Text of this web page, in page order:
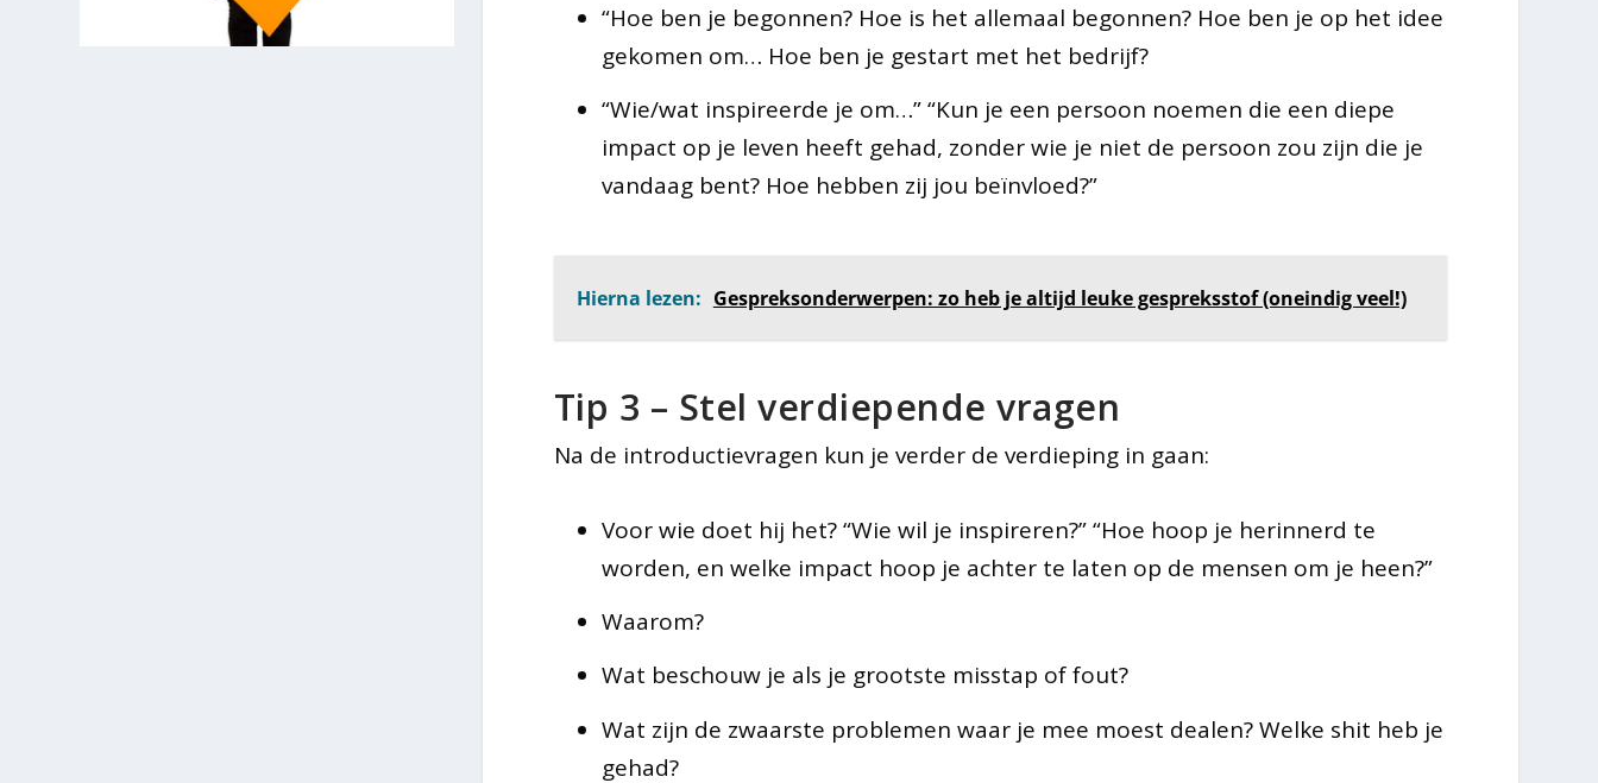
“Hoe ben je begonnen? Hoe is het allemaal begonnen? Hoe ben je op het idee
gekomen om… Hoe ben je gestart met het bedrijf?
“Wie/wat inspireerde je om…” “Kun je een persoon noemen die een diepe
impact op je leven heeft gehad, zonder wie je niet de persoon zou zijn die je
vandaag bent? Hoe hebben zij jou beïnvloed?”
Hierna lezen: Gespreksonderwerpen: zo heb je altijd leuke gespreksstof (oneindig veel!)
Tip 3 – Stel verdiepende vragen
Na de introductievragen kun je verder de verdieping in gaan:
Voor wie doet hij het? “Wie wil je inspireren?” “Hoe hoop je herinnerd te
worden, en welke impact hoop je achter te laten op de mensen om je heen?”
Waarom?
Wat beschouw je als je grootste misstap of fout?
Wat zijn de zwaarste problemen waar je mee moest dealen? Welke shit heb je
gehad?